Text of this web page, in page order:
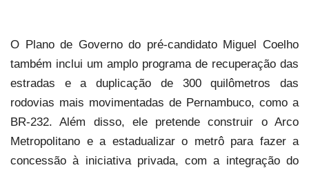
O Plano de Governo do pré-candidato Miguel Coelho
também inclui um amplo programa de recuperação das
estradas e a duplicação de 300 quilômetros das
rodovias mais movimentadas de Pernambuco, como a
BR-232. Além disso, ele pretende construir o Arco
Metropolitano e a estadualizar o metrô para fazer a
concessão à iniciativa privada, com a integração do